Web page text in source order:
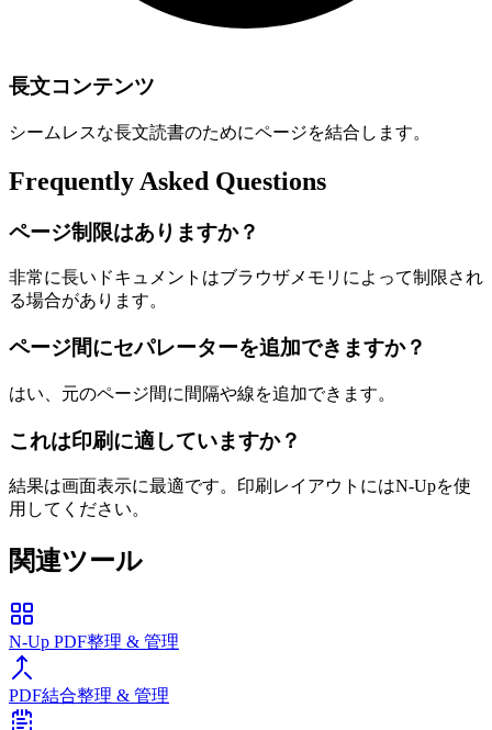
長文コンテンツ
シームレスな長文読書のためにページを結合します。
Frequently Asked Questions
ページ制限はありますか？
非常に長いドキュメントはブラウザメモリによって制限され
る場合があります。
ページ間にセパレーターを追加できますか？
はい、元のページ間に間隔や線を追加できます。
これは印刷に適していますか？
結果は画面表示に最適です。印刷レイアウトにはN-Upを使
用してください。
関連ツール
N-Up PDF整理 & 管理
PDF結合整理 & 管理